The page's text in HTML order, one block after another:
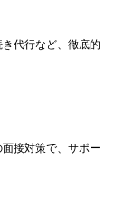
代行など、徹底的
接対策で、サポー